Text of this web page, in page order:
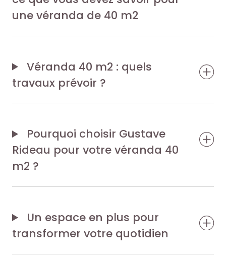
une véranda de 40 m2
Véranda 40 m2 : quels
travaux prévoir ?
Pourquoi choisir Gustave
Rideau pour votre véranda 40
m2 ?
Un espace en plus pour
transformer votre quotidien